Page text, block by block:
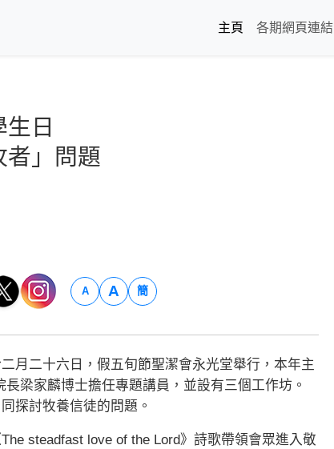
主頁
各期網頁連結
日
」問題
A A 簡
二十六日，假五旬節聖潔會永光堂舉行，本年主
梁家麟博士擔任專題講員，並設有三個工作坊。
探討牧養信徒的問題。
steadfast love of the Lord》詩歌帶領會眾進入敬